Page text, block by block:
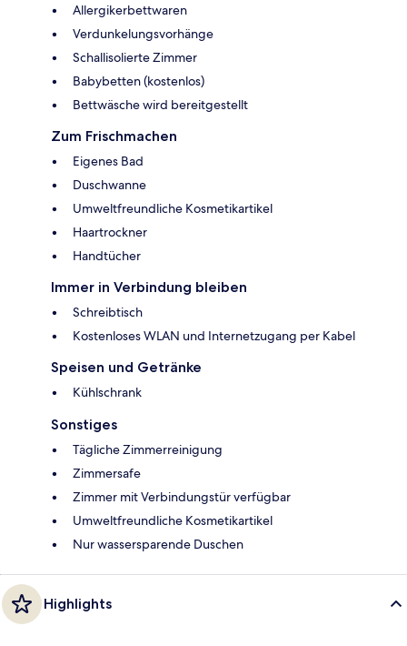
Allergikerbettwaren
Verdunkelungsvorhänge
Schallisolierte Zimmer
Babybetten (kostenlos)
Bettwäsche wird bereitgestellt
Zum Frischmachen
Eigenes Bad
Duschwanne
Umweltfreundliche Kosmetikartikel
Haartrockner
Handtücher
Immer in Verbindung bleiben
Schreibtisch
Kostenloses WLAN und Internetzugang per Kabel
Speisen und Getränke
Kühlschrank
Sonstiges
Tägliche Zimmerreinigung
Zimmersafe
Zimmer mit Verbindungstür verfügbar
Umweltfreundliche Kosmetikartikel
Nur wassersparende Duschen
Highlights